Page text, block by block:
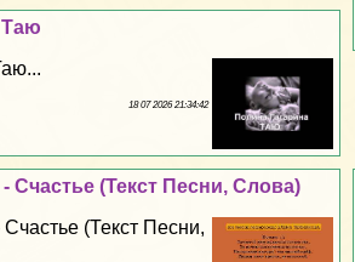
Таю
18 07 2026 21:34:42
Счастье (Текст Песни, Слова)
(Текст Песни,